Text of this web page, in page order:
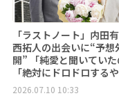
「ラストノート」内田
西拓人の出会いに“予想
開” 「純愛と聞いていた
「絶対にドロドロするや
2026.07.10 10:33